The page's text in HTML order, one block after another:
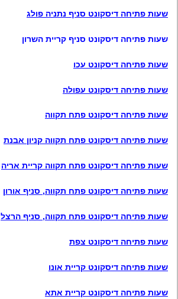
שעות פתיחה דיסקונט סניף נתניה פולג
שעות פתיחה דיסקונט סניף קריית השרון
שעות פתיחה דיסקונט עכו
שעות פתיחה דיסקונט עפולה
שעות פתיחה דיסקונט פתח תקווה
שעות פתיחה דיסקונט פתח תקווה קניון אבנת
שעות פתיחה דיסקונט פתח תקווה קריית אריה
שעות פתיחה דיסקונט פתח תקווה, סניף אורון
שעות פתיחה דיסקונט פתח תקווה, סניף הרצל
שעות פתיחה דיסקונט צפת
שעות פתיחה דיסקונט קריית אונו
שעות פתיחה דיסקונט קריית אתא